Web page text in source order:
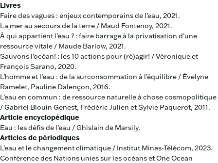
Livres
Faire des vagues : enjeux contemporains de l’eau, 2021.
La mer au secours de la terre / Maud Fontenoy, 2021.
À qui appartient l’eau ? : faire barrage à la privatisation d’une
ressource vitale / Maude Barlow, 2021.
Sauvons l’océan! : les 10 actions pour (ré)agir! / Véronique et
François Sarano, 2020.
L’homme et l’eau : de la surconsommation à l’équilibre / Évelyne
Ramelet, Pauline Dalençon, 2016.
L’eau en commun : de ressource naturelle à chose cosmopolitique
/ Gabriel Blouin Genest, Frédéric Julien et Sylvie Paquerot, 2011.
Article encyclopédique
Eau : les défis de l’eau / Ghislain de Marsily.
Articles de périodiques
L’eau et le changement climatique / Institut Mines-Télécom, 2023.
Conférence des Nations unies sur les océans et One Ocean